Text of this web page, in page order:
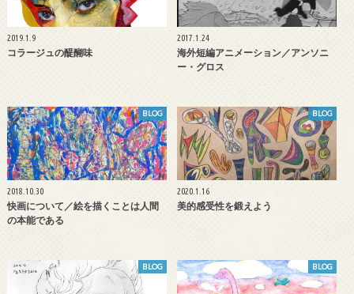
2019.1.9
コラージュの醍醐味
2017.1.24
海外短編アニメーション／アンソニ
ー・グロス
BLOG
2018.10.30
快画について／絵を描くことは人間
の本能である
BLOG
2020.1.16
美的感受性を鍛えよう
BLOG BLOG